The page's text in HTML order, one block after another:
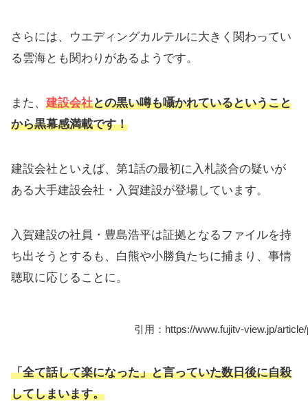
さらには、ウエディングカルテルに大きく関わってい
る雲海とも関わりがあるようです。
また、 建設会社との黒い噂も囁かれているということ
から黒幕感満載です！
建設会社といえば、第1話の最初に入札談合の疑いが
ある大手建設会社・入賀建設が登場しています。
入賀建設の社員・豊島浩平は証拠となるファイルを持
ち出そうとするも、白熊や小勝負たちに捕まり、事情
聴取に応じることに。
引用：https://www.fujitv-view.jp/
「全て話して楽になった」と言っていた数日後に自殺
してしまいます。